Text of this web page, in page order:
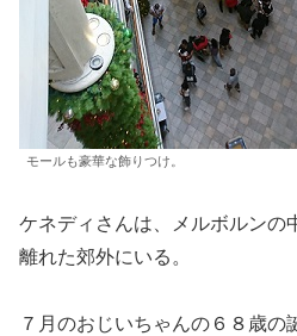
モールも豪華な飾りつけ。
ケネディさんは、メルボルンの
離れた郊外にいる。
７月のおじいちゃんの６８歳の